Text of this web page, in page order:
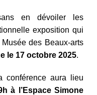
en dévoiler les
exposition qui
des Beaux-arts
le 17 octobre 2025.
conférence aura lieu
à l’Espace Simone